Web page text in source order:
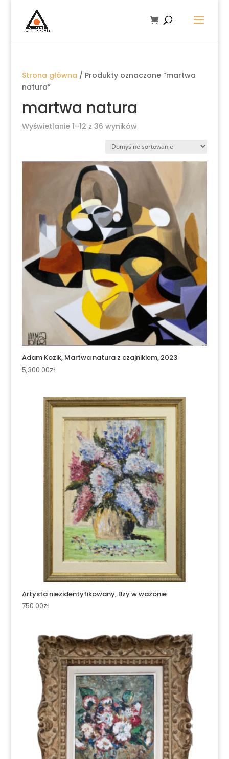
Strona główna / Produkty oznaczone “martwa
natura”
martwa natura
Wyświetlanie 1–12 z 36 wyników
Adam Kozik, Martwa natura z czajnikiem, 2023
5,300.00zł
Artysta niezidentyfikowany, Bzy w wazonie
750.00zł